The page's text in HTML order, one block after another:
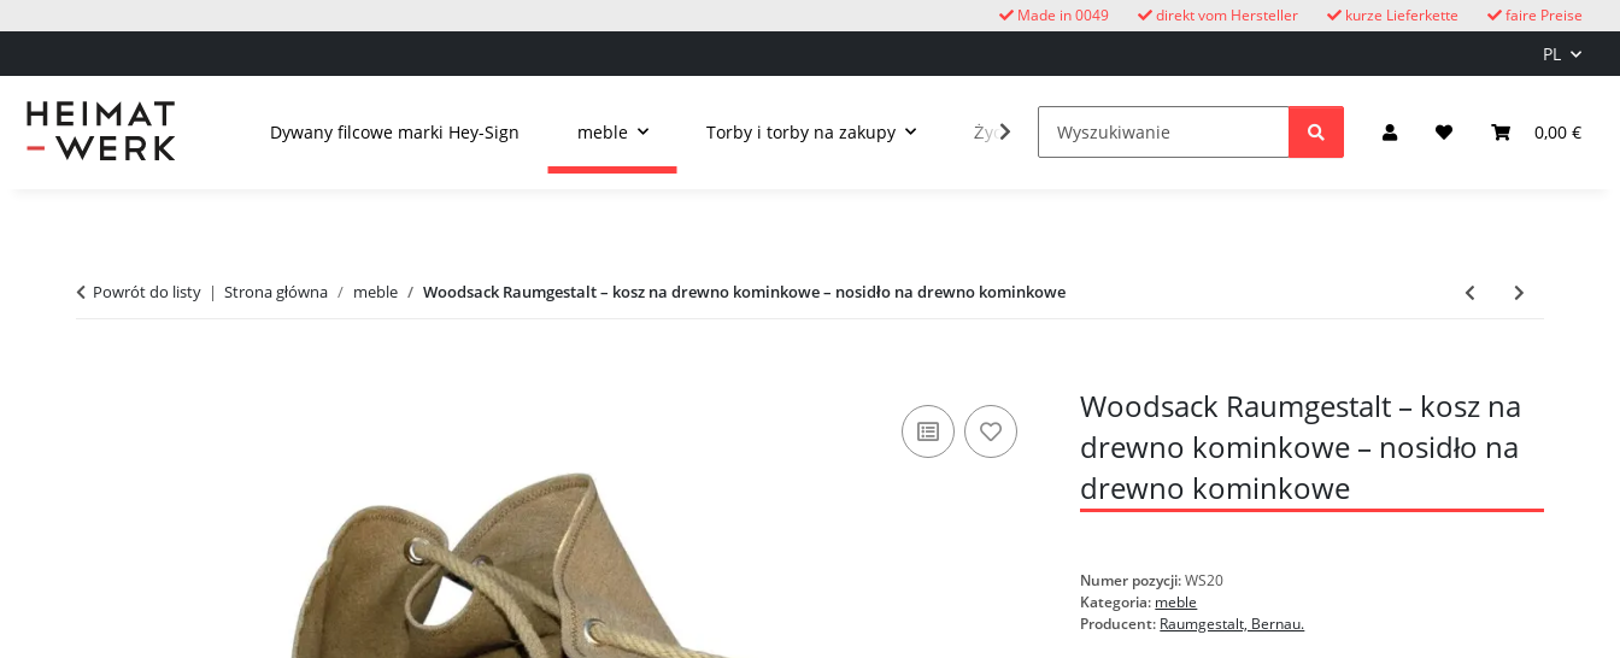
faire Preise
kurze Lieferkette
direkt vom Hersteller
Made in 0049
PL
0,00 €
Dywany filcowe marki Hey-Sign meble Torby i torby na zakupy Życie na świeżym powietrzu Zegary z kukułką dzieci
Powrót do listy Strona główna meble Woodsack Raumgestalt – kosz na drewno kominkowe – nosidło na drewno kominkowe
Woodsack Raumgestalt – kosz na
drewno kominkowe – nosidło na
drewno kominkowe
Numer pozycji:WS20
Kategoria: meble
Producent: Raumgestalt, Bernau.